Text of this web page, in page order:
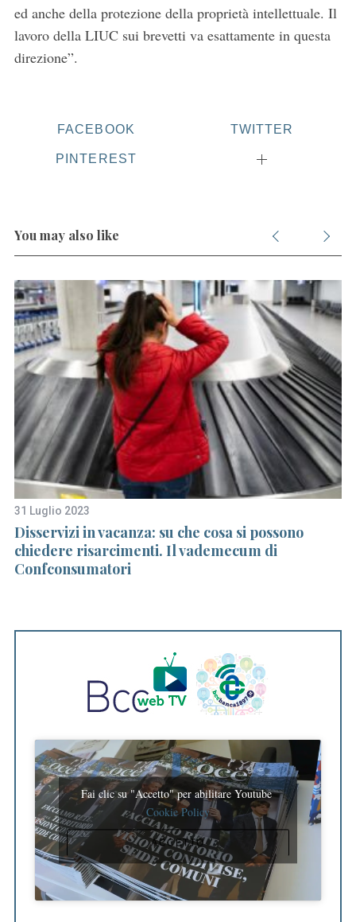
ed anche della protezione della proprietà intellettuale. Il
lavoro della LIUC sui brevetti va esattamente in questa
direzione”.
FACEBOOK TWITTER
PINTEREST
You may also like
31 Luglio 2023
Disservizi in vacanza: su che cosa si possono
chiedere risarcimenti. Il vademecum di
Confconsumatori
Fai clic su "Accetto" per abilitare Youtube
Cookie Policy
ACCETTO